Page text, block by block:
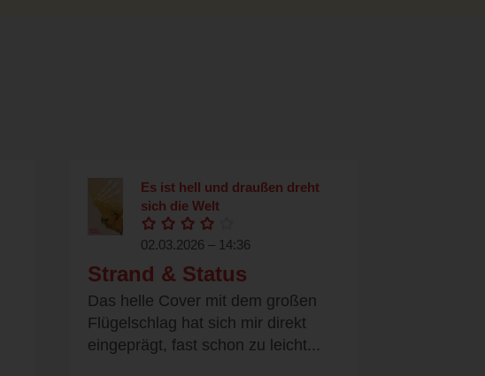
Es ist hell und draußen dreht
sich die Welt
02.03.2026 – 14:36
Strand & Status
Das helle Cover mit dem großen
Flügelschlag hat sich mir direkt
eingeprägt, fast schon zu leicht...